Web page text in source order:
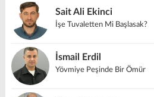
Sait Ali Ekinci
İşe Tuvaletten Mi Başlasak?
İsmail Erdil
Yövmiye Peşinde Bir Ömür